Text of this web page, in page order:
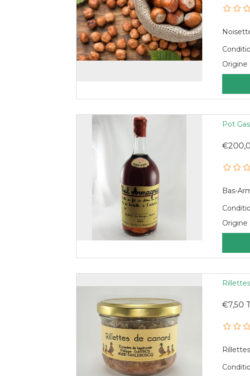
Origine
Pot
Bas-
Origine
€7,50